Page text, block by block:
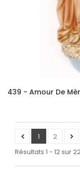
439 - Amour De
1
2
Résultats 1 - 12 sur